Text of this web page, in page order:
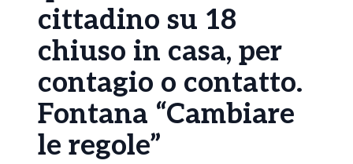
cittadino su 18
chiuso in casa, per
contagio o contatto.
Fontana “Cambiare
le regole”